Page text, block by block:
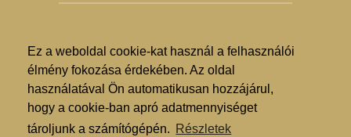
Ez a weboldal cookie-kat használ a felhasználói
élmény fokozása érdekében. Az oldal
használatával Ön automatikusan hozzájárul,
hogy a cookie-ban apró adatmennyiséget
tároljunk a számítógépén. Részletek
© Nyíregyházi Kosár Közösség 2019.
Hogyan lehet vásárolni?
GDPR